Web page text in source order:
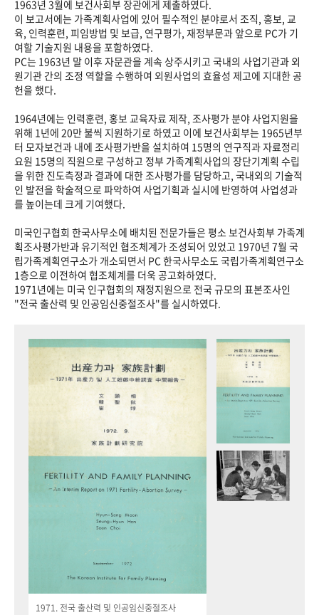
1963년 3월에 보건사회부 장관에게 제출하였다.
이 보고서에는 가족계획사업에 있어 필수적인 분야로서 조직, 홍보, 교
육, 인력훈련, 피임방법 및 보급, 연구평가, 재정부문과 앞으로 PC가 기
여할 기술지원 내용을 포함하였다.
PC는 1963년 말 이후 자문관을 계속 상주시키고 국내의 사업기관과 외
원기관 간의 조정 역할을 수행하여 외원사업의 효율성 제고에 지대한 공
헌을 했다.
1964년에는 인력훈련, 홍보 교육자료 제작, 조사평가 분야 사업지원을
위해 1년에 20만 불씩 지원하기로 하였고 이에 보건사회부는 1965년부
터 모자보건과 내에 조사평가반을 설치하여 15명의 연구직과 자료정리
요원 15명의 직원으로 구성하고 정부 가족계획사업의 장단기계획 수립
을 위한 진도측정과 결과에 대한 조사평가를 담당하고, 국내외의 기술적
인 발전을 학술적으로 파악하여 사업기획과 실시에 반영하여 사업성과
를 높이는데 크게 기여했다.
미국인구협회 한국사무소에 배치된 전문가들은 평소 보건사회부 가족계
획조사평가반과 유기적인 협조체계가 조성되어 있었고 1970년 7월 국
립가족계획연구소가 개소되면서 PC 한국사무소도 국립가족계획연구소
1층으로 이전하여 협조체계를 더욱 공고화하였다.
1971년에는 미국 인구협회의 재정지원으로 전국 규모의 표본조사인
"전국 출산력 및 인공임신중절조사"를 실시하였다.
1971. 전국 출산력 및 인공임신중절조사